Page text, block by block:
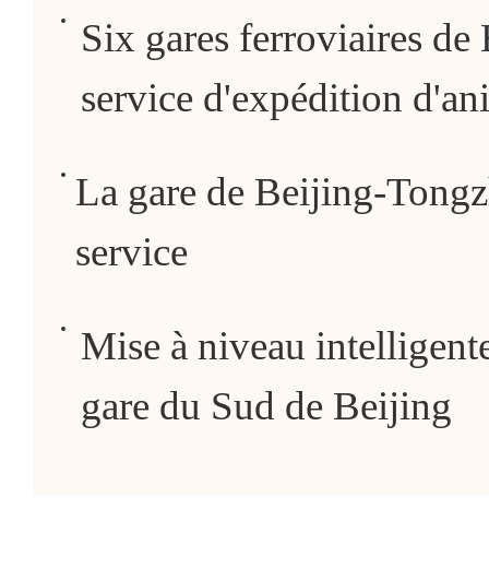
Six gares ferroviaires
service d'expédition
La gare de Beijing-
service
Mise à niveau
gare du Sud de Beijing